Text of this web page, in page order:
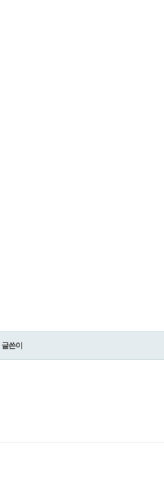
글쓴이